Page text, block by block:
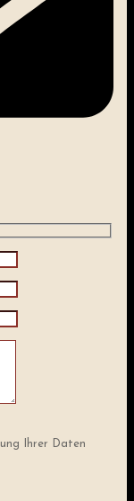
Ihrer Daten